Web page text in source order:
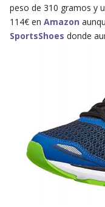
peso de 310 gramos y
114€ en Amazon
SportsShoes donde